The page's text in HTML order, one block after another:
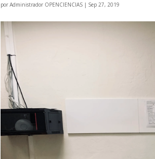
porAdministrador OPENCIENCIAS | Sep 27, 2019